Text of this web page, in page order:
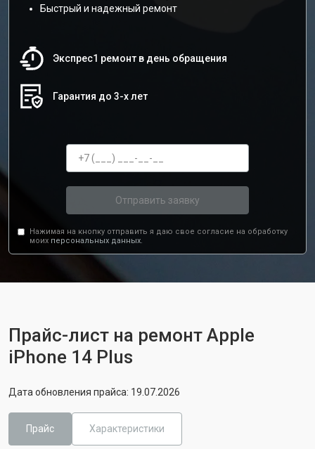
Быстрый и надежный ремонт
Экспрес1 ремонт в день обращения
Гарантия до 3-х лет
Отправить заявку
Нажимая на кнопку отправить я даю свое согласие на обработку
моих персональных данных.
Прайс-лист на ремонт Apple
iPhone 14 Plus
Дата обновления прайса: 19.07.2026
Прайс Характеристики